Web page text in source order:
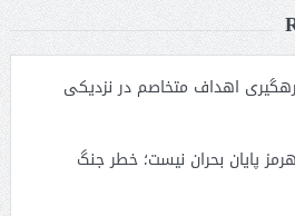
رهگیری اهداف متخاصم در نزدیکی
پایان بحران نیست؛ خطر جنگ